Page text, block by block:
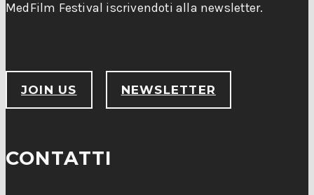
MedFilm Festival iscrivendoti alla newsletter.
JOIN US NEWSLETTER
CONTATTI